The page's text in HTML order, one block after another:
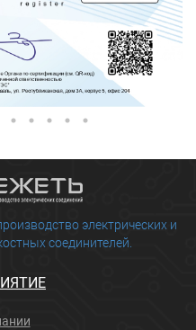
электрических и
соединителей.